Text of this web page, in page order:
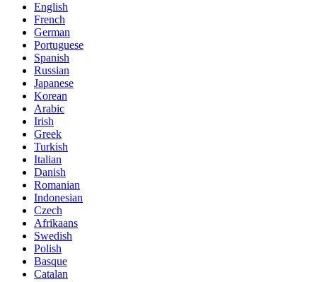
English
French
German
Portuguese
Spanish
Russian
Japanese
Korean
Arabic
Irish
Greek
Turkish
Italian
Danish
Romanian
Indonesian
Czech
Afrikaans
Swedish
Polish
Basque
Catalan